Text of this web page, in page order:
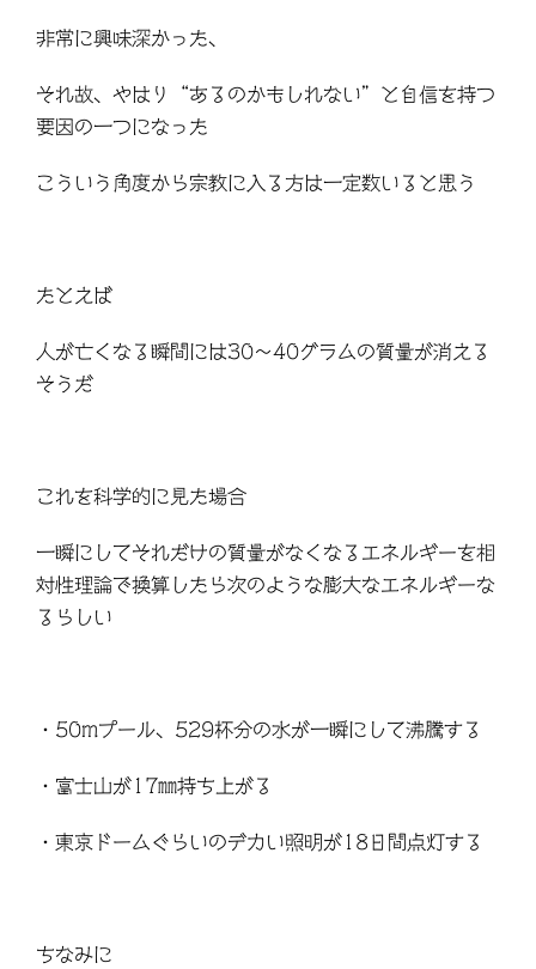
非常に興味深かった、
それ故、やはり“あるのかもしれない”と自信を持つ
要因の一つになった
こういう角度から宗教に入る方は一定数いると思う
たとえば
人が亡くなる瞬間には30～40グラムの質量が消える
そうだ
これを科学的に見た場合
一瞬にしてそれだけの質量がなくなるエネルギーを相
対性理論で換算したら次のような膨大なエネルギーな
るらしい
・ 50mプール、 529杯分の水が一瞬にして沸騰する
・富士山が 17㎜持ち上がる
・東京ドームぐらいのデカい照明が 18 日間点灯する
ちなみに